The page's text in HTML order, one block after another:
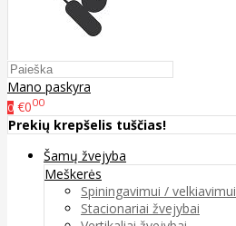
Mano paskyra
0 €000
Prekių krepšelis tuščias!
Šamų žvejyba
Meškerės
Spiningavimui / velkiavimui
Stacionariai žvejybai